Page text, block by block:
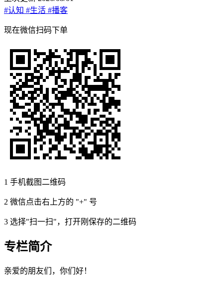
#认知 #生活 #播客
现在微信扫码下单
1 手机截图二维码
2 微信点击右上方的 "+" 号
3 选择"扫一扫"，打开刚保存的二维码
专栏简介
亲爱的朋友们，你们好！